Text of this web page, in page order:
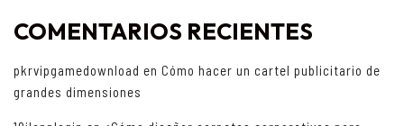
COMENTARIOS RECIENTES
pkrvipgamedownload en Cómo hacer un cartel publicitario de
grandes dimensiones